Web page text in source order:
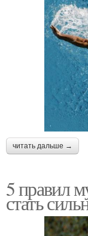
читать дальше →
5 правил
стать